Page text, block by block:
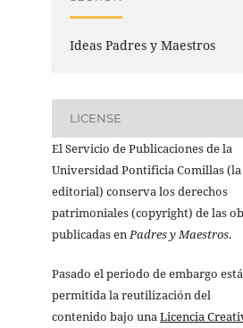
Ideas Padres y Maestros
LICENSE
El Servicio de Publicaciones de la
Universidad Pontificia Comillas (la
editorial) conserva los derechos
patrimoniales (copyright) de las
publicadas enPadres y Maestros.
Pasado el periodo de embargo está
permitida la reutilización del
contenido bajo unaLicencia